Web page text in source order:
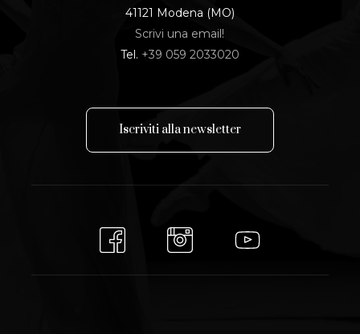
41121 Modena (MO)
Scrivi una email!
Tel. +39 059 2033020
Iscriviti allanewsletter